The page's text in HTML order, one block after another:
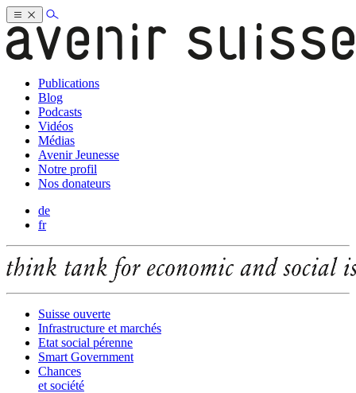
Publications
Blog
Podcasts
Vidéos
Médias
Avenir Jeunesse
Notre profil
Nos donateurs
de
fr
Suisse ouverte
Infrastructure et marchés
Etat social pérenne
Smart Government
Chances
et société